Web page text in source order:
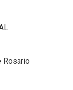
Rosario